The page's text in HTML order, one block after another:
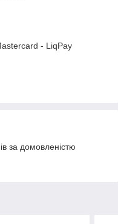
- LiqPay
за домовленістю